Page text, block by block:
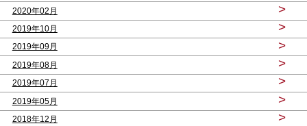
2020年02月 >
2019年10月 >
2019年09月 >
2019年08月 >
2019年07月 >
2019年05月 >
2018年12月 >